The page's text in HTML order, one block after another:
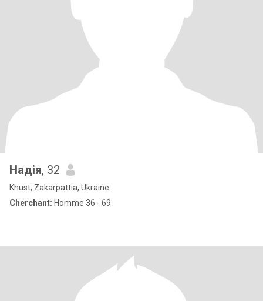
Надія, 32
Khust, Zakarpattia, Ukraine
Cherchant: Homme 36 - 69